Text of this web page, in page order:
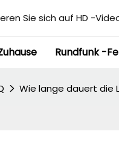
Sie sich auf HD -
Rundfunk -
Wie lange dauert die